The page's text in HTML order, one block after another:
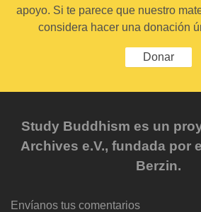
apoyo. Si te parece que nuestro
considera hacer una donación
Donar
Study Buddhism es un
Archives e.V., fundada por
Berzin.
Envíanos tus comentarios